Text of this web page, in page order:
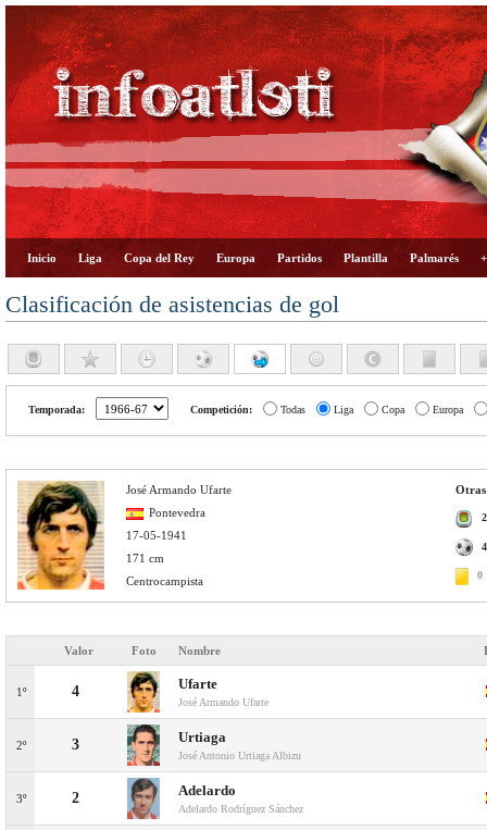
Inicio Liga Copa del Rey Europa Partidos Plantilla Palmarés
Clasificación de asistencias de gol
Temporada: Competición: Todas Liga Copa Europa
Otras
4
0
José Armando Ufarte
Pontevedra
17-05-1941
171 cm
Centrocampista
Valor Foto Nombre
1º 4 Ufarte
José Armando Ufarte
2º 3 Urtiaga
José Antonio Urtiaga Albizu
3º 2 Adelardo
Adelardo Rodríguez Sánchez